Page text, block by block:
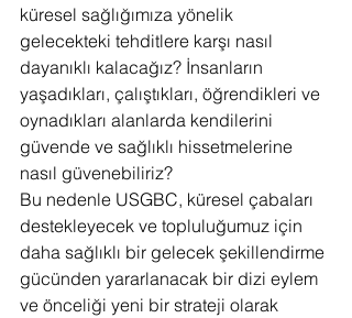
küresel sağlığımıza yönelik
gelecekteki tehditlere karşı nasıl
dayanıklı kalacağız? İnsanların
yaşadıkları, çalıştıkları, öğrendikleri ve
oynadıkları alanlarda kendilerini
güvende ve sağlıklı hissetmelerine
nasıl güvenebiliriz?
Bu nedenle USGBC, küresel çabaları
destekleyecek ve topluluğumuz için
daha sağlıklı bir gelecek şekillendirme
gücünden yararlanacak bir dizi eylem
ve önceliği yeni bir strateji olarak